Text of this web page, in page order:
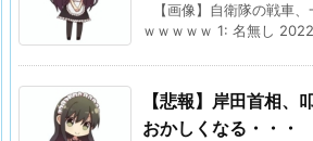
【画像】自衛隊の戦車
ｗｗｗｗｗ 1: 名無し
【悲報】岸田首相、
おかしくなる・・・